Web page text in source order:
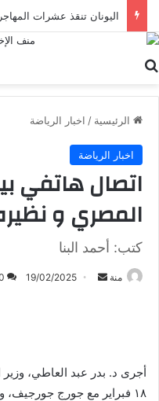
اليونان تنقذ عشرات
الرئيسية / اخبار الرياضة
اخبار الرياضة
اتصال هاتفي
المصري و
كتب: أحمد البنا
منة
أرسل 19/02/2025
أجرى د. بدر عبد العاطي، وزير
١٨ فبراير مع جورج جورجيف، وزير خارجية بلغاريا.